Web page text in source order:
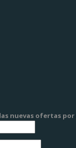
nuevas ofertas por